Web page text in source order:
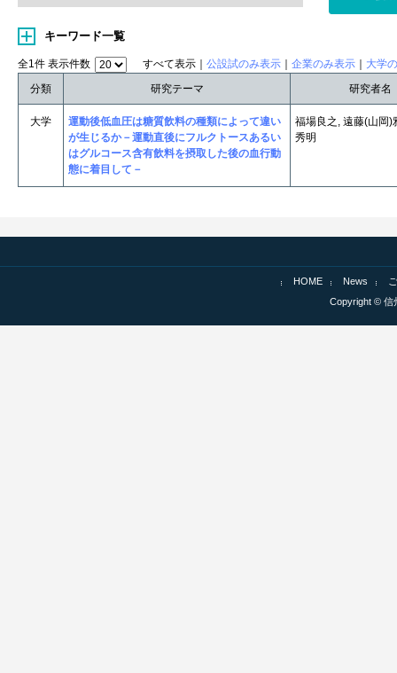
キーワード一覧
全1件 表示件数 すべて表示｜ 公設試のみ表示 企業のみ表示
大学
分類
研究テーマ 研究者名
大学
運動後低血圧は糖質飲料の種類によって違い
が生じるか－運動直後にフルクトースあるい
はグルコース含有飲料を摂取した後の血行動
態に着目して－
福場良之, 遠藤(山岡)
秀明
HOME News
Copyright © 信